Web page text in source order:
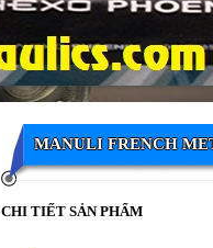
MANULI FRENCH
CHI TIẾT SẢN PHẨM